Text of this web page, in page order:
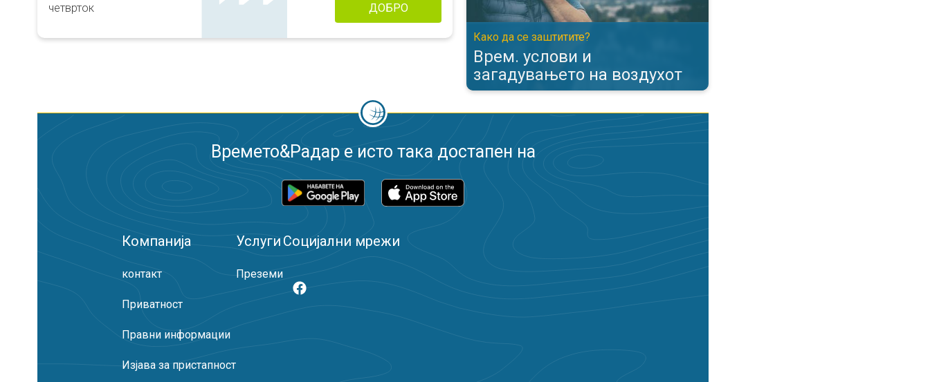
четврток ДОБРО
Како да се заштитите?
Врем. услови и
загадувањето на воздухот
Времето&Радар е исто така достапен на
Компанија
контакт
Приватност
Правни информации
Изјава за пристапност
Услуги
Преземи
Социјални мрежи